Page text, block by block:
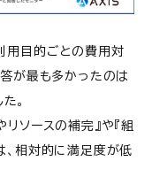
用目的ごとの費用対
答が最も多かったのは
。
ソースの補完』や『組
、相対的に満足度が低